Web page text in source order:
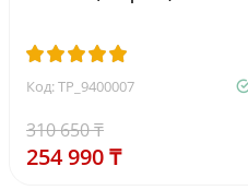
Код: TP_9400007
310 650 ₸
254 990 ₸